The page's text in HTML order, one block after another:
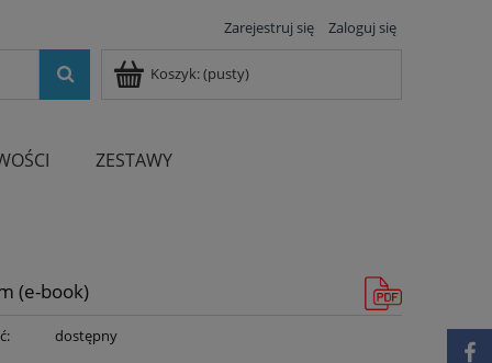
Zarejestruj się Zaloguj się
Koszyk:(pusty)
ZESTAWY
(e-book)
dostępny